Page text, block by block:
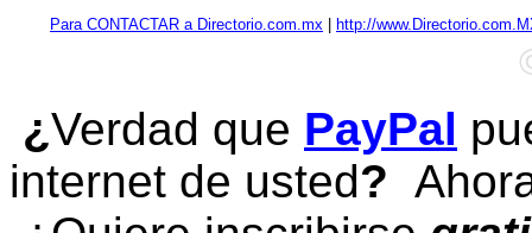
Para CONTACTAR a Directorio.com.mx http://
¿Verdad que PayPal
internet de usted?